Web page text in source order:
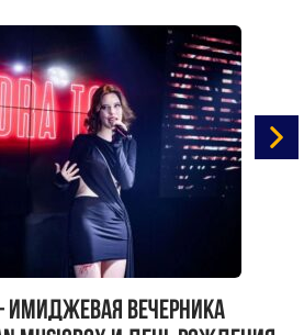
— имиджевая вечерника